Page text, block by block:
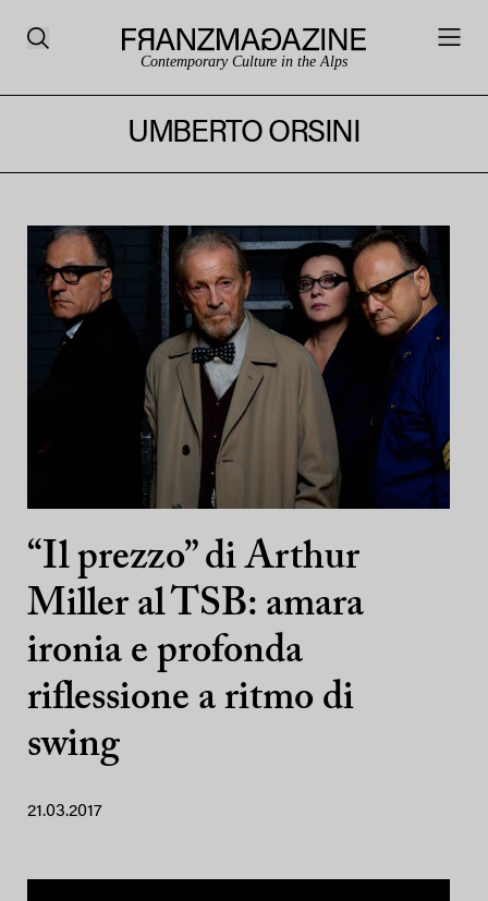
Contemporary Culture in the Alps
UMBERTO ORSINI
“Il prezzo” di Arthur
Miller al TSB: amara
ironia e profonda
riflessione a ritmo di
swing
21.03.2017